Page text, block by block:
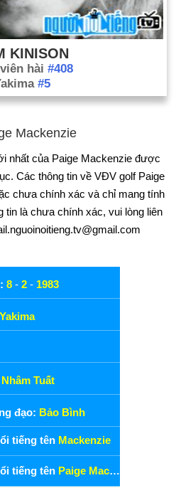
KINISON
hài #408
#5
Mackenzie
nhất của Paige Mackenzie được
Các thông tin về VĐV golf Paige
chưa chính xác và chỉ mang tính
tin là chưa chính xác, vui lòng liên
8 - 2 - 1983
Yakima
Nhâm Tuất
đạo: Bảo Bình
tiếng tên Mackenzie
tiếng tên Paige Mackenzie